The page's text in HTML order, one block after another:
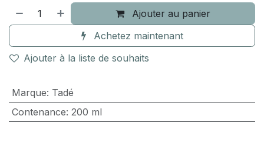
Ajouter au panier
Achetez maintenant
Ajouter à la liste de souhaits
Marque: Tadé
Contenance: 200 ml